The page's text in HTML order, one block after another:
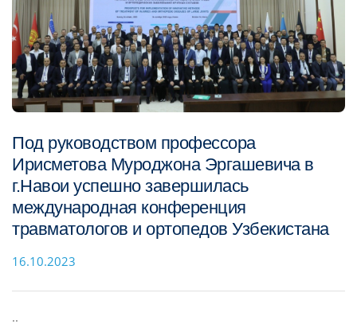
Под руководством профессора
Ирисметова Муроджона Эргашевича в
г.Навои успешно завершилась
международная конференция
травматологов и ортопедов Узбекистана
16.10.2023
..